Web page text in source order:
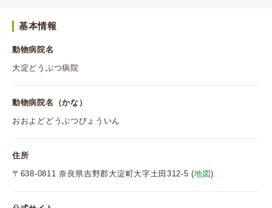
基本情報
動物病院名
大淀どうぶつ病院
動物病院名（かな）
おおよどどうぶつびょういん
住所
〒638-0811 奈良県吉野郡大淀町大字土田312-5 (地図)